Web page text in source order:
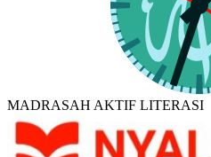
MADRASAH AKTIF LITERASI